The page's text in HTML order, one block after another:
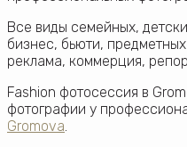
Все виды семейных,
бизнес, бьюти,
реклама, коммерция,
Fashion фотосессия в
фотографии у
Gromova.